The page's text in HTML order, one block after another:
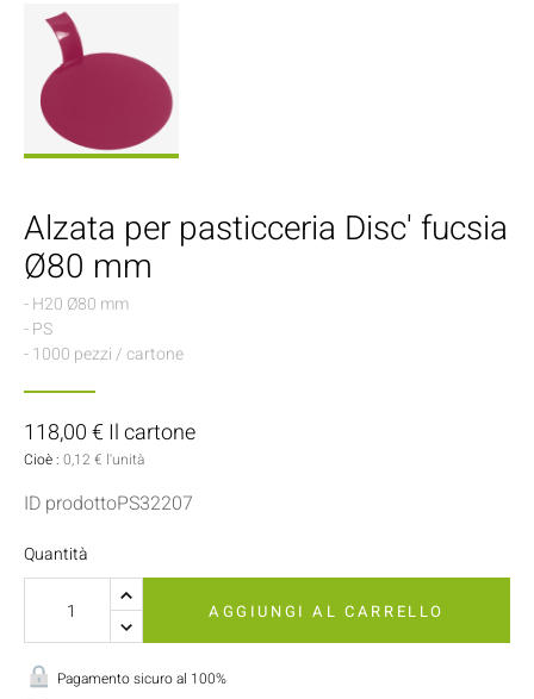
Alzata per pasticceria Disc' fucsia
Ø80 mm
- H20 Ø80 mm
- PS
- 1000 pezzi / cartone
118,00 € Il cartone
Cioè : 0,12 € l'unità
ID prodottoPS32207
Quantità
AGGIUNGI AL CARRELLO
Pagamento sicuro al 100%